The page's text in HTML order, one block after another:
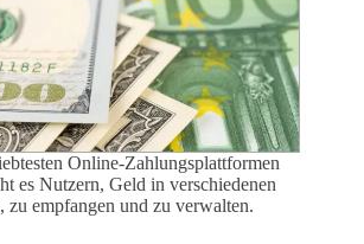
Online-Zahlungsplattformen
es Nutzern, Geld in verschiedenen
zu empfangen und zu verwalten.